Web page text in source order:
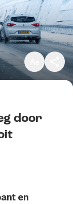
Klein
Standaard
Groot
door
en